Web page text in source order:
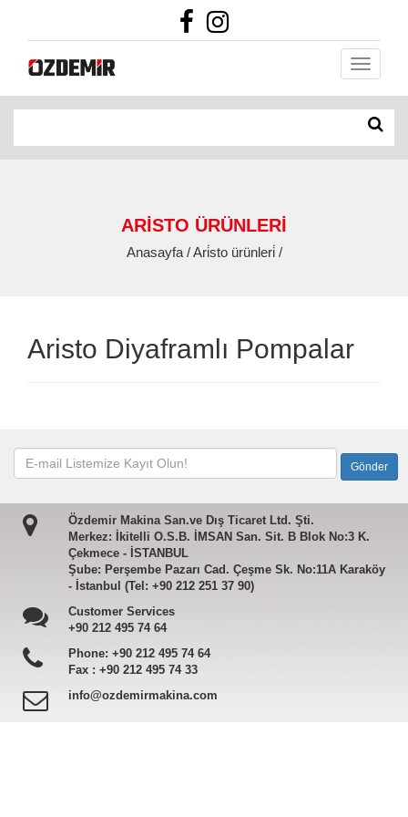
ARİSTO ÜRÜNLERİ
Anasayfa / Ari̇sto ürünleri̇ /
Aristo Diyaframlı Pompalar
Özdemir Makina San.ve Dış Ticaret Ltd. Şti.
Merkez: İkitelli O.S.B. İMSAN San. Sit. B Blok No:3 K.
Çekmece - İSTANBUL
Şube: Perşembe Pazarı Cad. Çeşme Sk. No:11A Karaköy
- İstanbul (Tel: +90 212 251 37 90)
Customer Services
+90 212 495 74 64
Phone: +90 212 495 74 64
Fax : +90 212 495 74 33
info@ozdemirmakina.com